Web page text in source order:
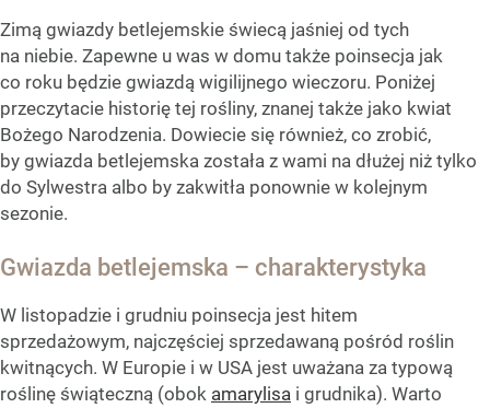
Zimą gwiazdy betlejemskie świecą jaśniej od tych
na niebie. Zapewne u was w domu także poinsecja jak
co roku będzie gwiazdą wigilijnego wieczoru. Poniżej
przeczytacie historię tej rośliny, znanej także jako kwiat
Bożego Narodzenia. Dowiecie się również, co zrobić,
by gwiazda betlejemska została z wami na dłużej niż tylko
do Sylwestra albo by zakwitła ponownie w kolejnym
sezonie.
Gwiazda betlejemska – charakterystyka
W listopadzie i grudniu poinsecja jest hitem
sprzedażowym, najczęściej sprzedawaną pośród roślin
kwitnących. W Europie i w USA jest uważana za typową
roślinę świąteczną (obok amarylisa i grudnika). Warto